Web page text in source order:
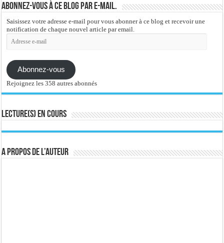
Abonnez-vous à ce blog par e-mail.
Saisissez votre adresse e-mail pour vous abonner à ce blog et recevoir une
notification de chaque nouvel article par email.
Adresse
e-
Abonnez-vous
Rejoignez les 358 autres abonnés
Lecture(s) en cours
A propos de l’auteur